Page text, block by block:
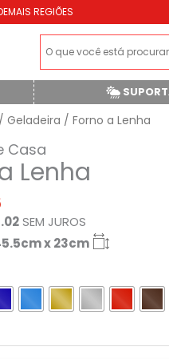
REGIÕES
/ Geladeira / Forno a Lenha
Casa
Lenha
SEM JUROS
x 23cm